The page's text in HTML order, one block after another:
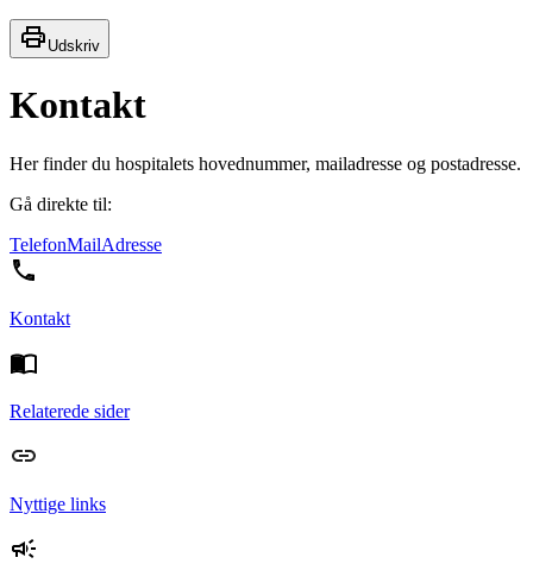
Udskriv
Kontakt
Her finder du hospitalets hovednummer, mailadresse og postadresse.
Gå direkte til:
TelefonMailAdresse
Kontakt
Relaterede sider
Nyttige links